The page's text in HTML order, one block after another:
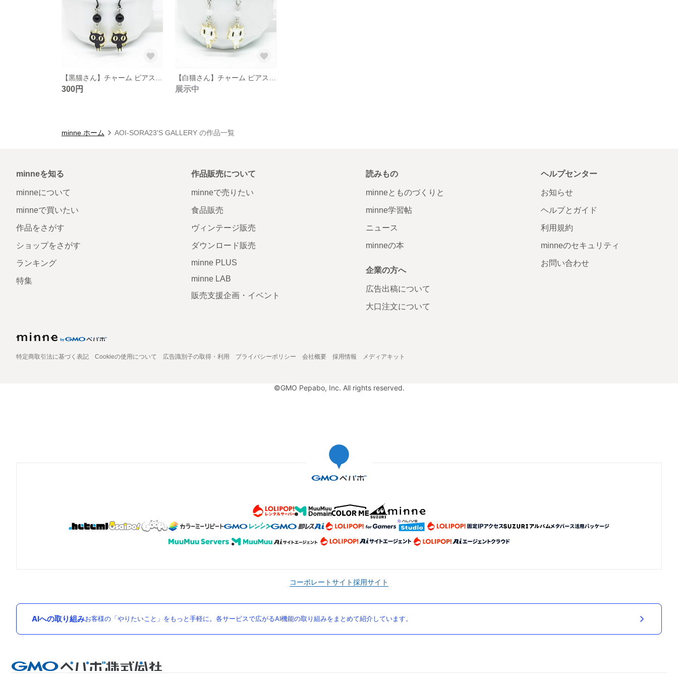
300円 展示中
minne ホーム AOI-SORA23'S GALLERY の作品一覧
minneを知る
minneについて
minneで買いたい
作品をさがす
ショップをさがす
ランキング
特集
作品販売について
minneで売りたい
食品販売
ヴィンテージ販売
ダウンロード販売
minne PLUS
minne LAB
販売支援企画・イベント
読みもの
minneとものづくりと
minne学習帖
ニュース
minneの本
企業の方へ
広告出稿について
大口注文について
ヘルプセンター
お知らせ
ヘルプとガイド
利用規約
minneのセキュリティ
お問い合わせ
特定商取引法に基づく表記 Cookieの使用について 広告識別子の取得・利用 プライバシーポリシー 会社概要 採用情報 メディアキット
©GMO Pepabo, Inc. All rights reserved.
コーポレートサイト採用サイト
AIへの取り組みお客様の「やりたいこと」をもっと手軽に。各サービスで広がるAI機能の取り組みをまとめて紹介しています。